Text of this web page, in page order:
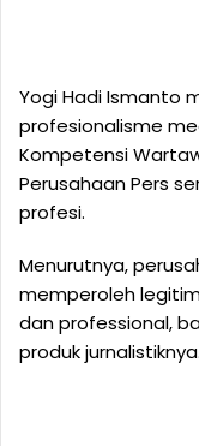
Yogi Hadi Ismanto
profesionalisme
Kompetensi
Perusahaan Pers
profesi.
Menurutnya,
memperoleh
dan professional,
produk jurnalistiknya.